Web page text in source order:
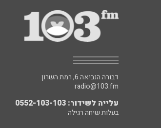
דבורה הנביאה 6, רמת השרון
radio@103.fm
עלייה לשידור: 0552-103-103
בעלות שיחה רגילה